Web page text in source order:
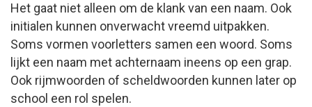
Het gaat niet alleen om de klank van een naam. Ook
initialen kunnen onverwacht vreemd uitpakken.
Soms vormen voorletters samen een woord. Soms
lijkt een naam met achternaam ineens op een grap.
Ook rijmwoorden of scheldwoorden kunnen later op
school een rol spelen.